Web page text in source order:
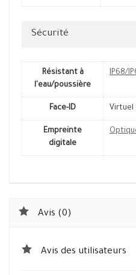
Sécurité
Résistant à
l'eau/poussière
IP68/
Face-ID Virtuel
Empreinte
digitale
Avis (0)
Avis des utilisateurs